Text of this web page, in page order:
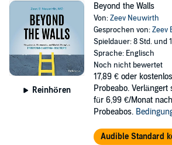
Reinhören
Beyond the Walls
Von:Zeev Neuwirth
Gesprochen von:Zeev
Spieldauer: 8 Std. und
Sprache: Englisch
Noch nicht bewertet
17,89 € oder
Probeabo.
für 6,99 €/Monat
Probeabos.
Audible Standard